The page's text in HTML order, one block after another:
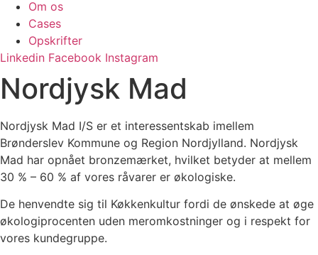
Om os
Cases
Opskrifter
Linkedin Facebook Instagram
Nordjysk Mad
Nordjysk Mad I/S er et interessentskab imellem
Brønderslev Kommune og Region Nordjylland. Nordjysk
Mad har opnået bronzemærket, hvilket betyder at mellem
30 % – 60 % af vores råvarer er økologiske.
De henvendte sig til Køkkenkultur fordi de ønskede at øge
økologiprocenten uden meromkostninger og i respekt for
vores kundegruppe.